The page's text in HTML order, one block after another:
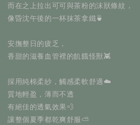
而在之上拉出可可與茶粉的沫狀條紋，
像昏沈午後的一杯抹茶拿鐵🍵
安撫整日的疲乏，
香甜的滋養血管裡的飢餓怪獸👾
採用純棉柔紗，觸感柔軟舒適☁️
質地輕盈，薄而不透
有絕佳的透氣效果💨
讓整個夏季都乾爽舒服⛅️